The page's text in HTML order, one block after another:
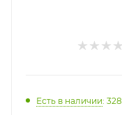
Есть в наличии: 328